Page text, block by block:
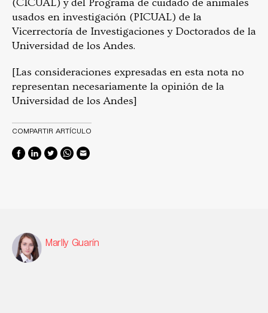
(CICUAL) y del Programa de cuidado de animales
usados en investigación (PICUAL) de la
Vicerrectoría de Investigaciones y Doctorados de la
Universidad de los Andes.
[Las consideraciones expresadas en esta nota no
representan necesariamente la opinión de la
Universidad de los Andes]
COMPARTIR ARTÍCULO
Marlly Guarín